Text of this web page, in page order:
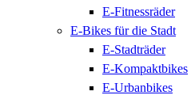
E-Fitnessräder
E-Bikes für die Stadt
E-Stadträder
E-Kompaktbikes
E-Urbanbikes